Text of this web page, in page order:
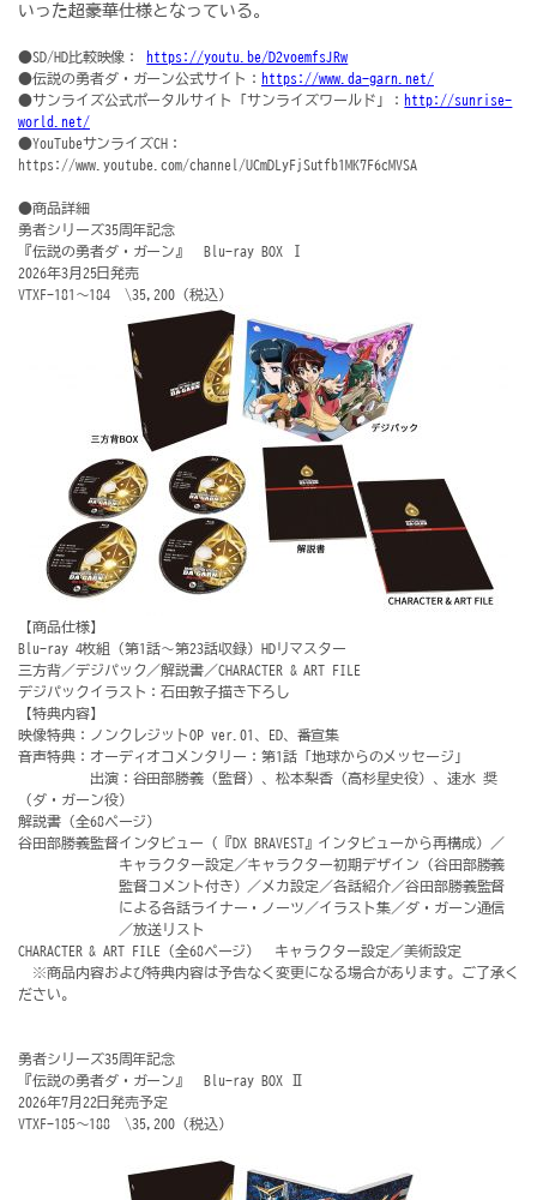
いった超豪華仕様となっている。
●SD/HD比較映像： https://youtu.be/D2voemfsJRw
●伝説の勇者ダ・ガーン公式サイト： https://www.da-garn.net/
●サンライズ公式ポータルサイト「サンライズワールド」： http://sunrise-
world.net/
●YouTubeサンライズCH：
https://www.youtube.com/channel/UCmDLyFjSutfb1MK7F6cMVSA
●商品詳細
勇者シリーズ35周年記念
『伝説の勇者ダ・ガーン』 Blu-ray BOX Ⅰ
2026年3月25日発売
VTXF-181～184 \35,200（税込）
【商品仕様】
Blu-ray 4枚組（第1話～第23話収録）HDリマスター
三方背／デジパック／解説書／CHARACTER & ART FILE
デジパックイラスト：石田敦子描き下ろし
【特典内容】
映像特典：ノンクレジットOP ver.01、ED、番宣集
音声特典：オーディオコメンタリー：第1話「地球からのメッセージ」
出演：谷田部勝義（監督）、松本梨香（高杉星史役）、速水 奨
（ダ・ガーン役)
解説書（全68ページ）
谷田部勝義監督インタビュー（『DX BRAVEST』インタビューから再構成）／
キャラクター設定／キャラクター初期デザイン（谷田部勝義
監督コメント付き）／メカ設定／各話紹介／谷田部勝義監督
による各話ライナー・ノーツ／イラスト集／ダ・ガーン通信
／放送リスト
CHARACTER & ART FILE（全68ページ） キャラクター設定／美術設定
※商品内容および特典内容は予告なく変更になる場合があります。ご了承く
ださい。
勇者シリーズ35周年記念
『伝説の勇者ダ・ガーン』 Blu-ray BOX Ⅱ
2026年7月22日発売予定
VTXF-185～188 \35,200（税込）